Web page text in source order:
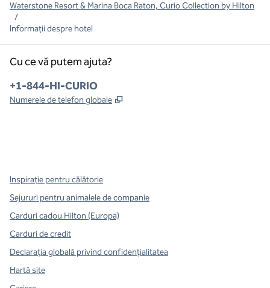
Waterstone Resort & Marina Boca Raton, Curio Collection by Hilton
/
Informații despre hotel
Cu ce vă putem ajuta?
Telefon:
+1-844-HI-CURIO
Numerele de telefon globale ,
Inspirație pentru călătorie
Sejururi pentru animalele de companie
Carduri cadou Hilton (Europa)
Carduri de credit
Declarația globală privind confidenţialitatea
Hartă site